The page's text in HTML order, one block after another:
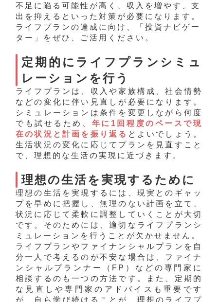
不足に陥る可能性が高く、収入を増やす、支
出を抑えるといった対策が必要になります。
ライフプランの達成に向け、
「 投資ナビゲー
タ ー」を ぜひ、ご活用ください。
定期的にライフプランシミュ
レーションを行う
ライフプランは、収入や家族構成、社会情勢
などの変化に伴い見直しが必要になります。
シミュレーションは条件を変更しながら何度
でも試せるため、 年に1回程度のペースで現
在の状況と計画を振り返る とよいでしょう。
生活状況の変化に応じてプランを見直すこと
で、理想的な生活の実現に近づきます。
理想の生活を実現するために
理想の生活を実現するには、現実とのギャッ
プを早めに把握し、無理のない計画を立て、
状況に応じて柔軟に調整していくことが大切
です。 そのためには、適切なライフプランシ
ミュレーションを行うことが欠かせません。
ライフプランやファイナンシャルプランを自
分一人で考えるのが不安な場合は、ファイナ
ンシャルプランナー（FP）などの専門家に
相談するのも一つの方法です。また、定期的
な見直しや専門家のアドバイスも重要です
が、自ら学び続けることが、理想のライフプ